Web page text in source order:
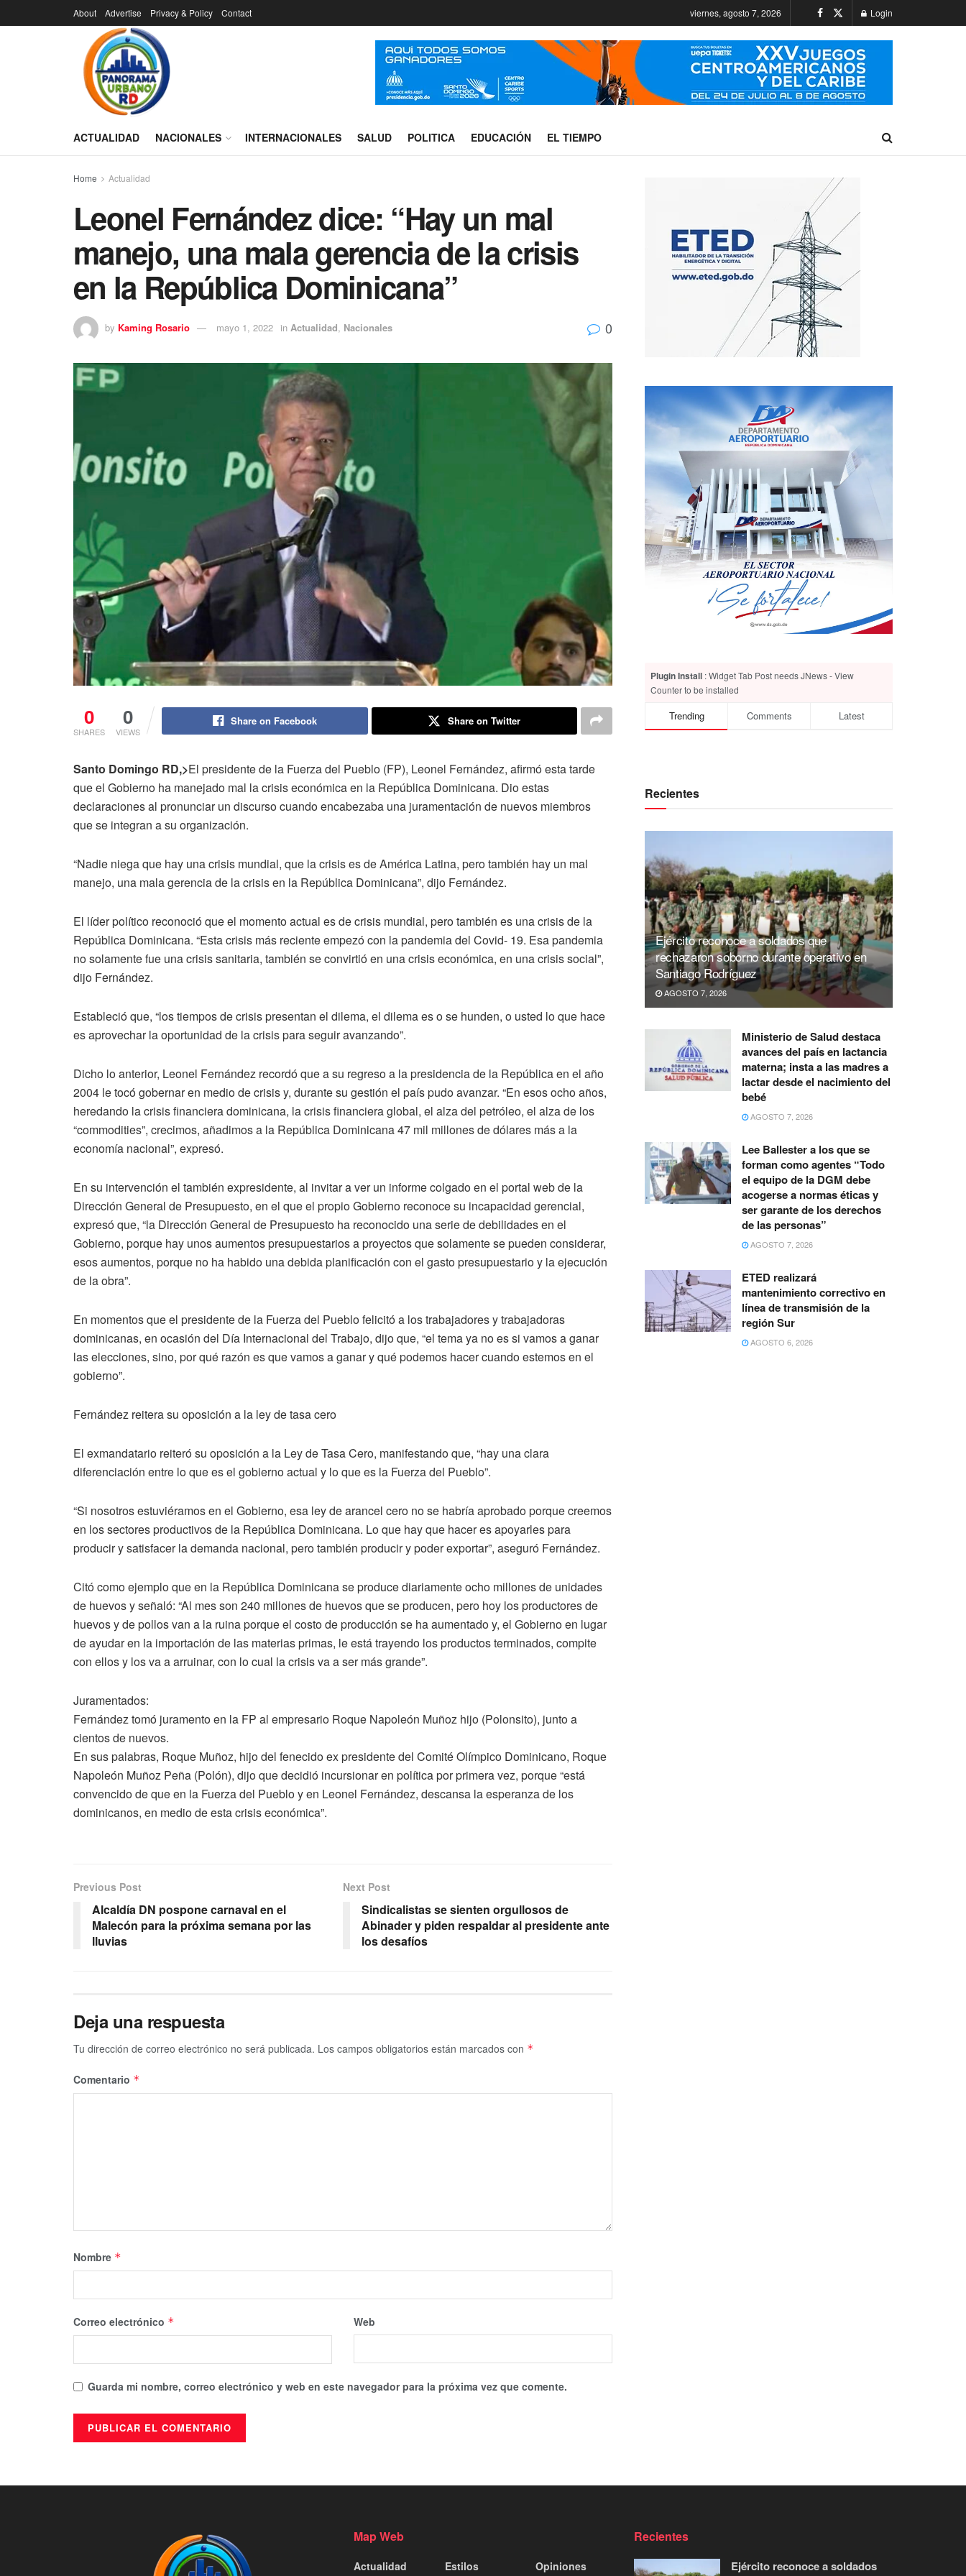
About Advertise Privacy & Policy Contact viernes, agosto 7, 2026 Login
ACTUALIDAD NACIONALES INTERNACIONALES SALUD POLITICA EDUCACIÓN EL TIEMPO
Home Actualidad
Leonel Fernández dice: “Hay un mal
manejo, una mala gerencia de la crisis
en la República Dominicana”
by Kaming Rosario mayo 1, 2022 in Actualidad, Nacionales 0
0
SHARES
0
VIEWS
Share on Facebook Share on Twitter
Santo Domingo RD,>El presidente de la Fuerza del Pueblo (FP), Leonel Fernández, afirmó esta tarde
que el Gobierno ha manejado mal la crisis económica en la República Dominicana. Dio estas
declaraciones al pronunciar un discurso cuando encabezaba una juramentación de nuevos miembros
que se integran a su organización.
“Nadie niega que hay una crisis mundial, que la crisis es de América Latina, pero también hay un mal
manejo, una mala gerencia de la crisis en la República Dominicana”, dijo Fernández.
El líder político reconoció que el momento actual es de crisis mundial, pero también es una crisis de la
República Dominicana. “Esta crisis más reciente empezó con la pandemia del Covid- 19. Esa pandemia
no solamente fue una crisis sanitaria, también se convirtió en una crisis económica, en una crisis social”,
dijo Fernández.
Estableció que, “los tiempos de crisis presentan el dilema, el dilema es o se hunden, o usted lo que hace
es aprovechar la oportunidad de la crisis para seguir avanzando”.
Dicho lo anterior, Leonel Fernández recordó que a su regreso a la presidencia de la República en el año
2004 le tocó gobernar en medio de crisis y, durante su gestión el país pudo avanzar. “En esos ocho años,
heredando la crisis financiera dominicana, la crisis financiera global, el alza del petróleo, el alza de los
“commodities”, crecimos, añadimos a la República Dominicana 47 mil millones de dólares más a la
economía nacional”, expresó.
En su intervención el también expresidente, al invitar a ver un informe colgado en el portal web de la
Dirección General de Presupuesto, en el que el propio Gobierno reconoce su incapacidad gerencial,
expresó que, “la Dirección General de Presupuesto ha reconocido una serie de debilidades en el
Gobierno, porque hay unos aumentos presupuestarios a proyectos que solamente se pueden considerar,
esos aumentos, porque no ha habido una debida planificación con el gasto presupuestario y la ejecución
de la obra”.
En momentos que el presidente de la Fuerza del Pueblo felicitó a los trabajadores y trabajadoras
dominicanas, en ocasión del Día Internacional del Trabajo, dijo que, “el tema ya no es si vamos a ganar
las elecciones, sino, por qué razón es que vamos a ganar y qué podemos hacer cuando estemos en el
gobierno”.
Fernández reitera su oposición a la ley de tasa cero
El exmandatario reiteró su oposición a la Ley de Tasa Cero, manifestando que, “hay una clara
diferenciación entre lo que es el gobierno actual y lo que es la Fuerza del Pueblo”.
“Si nosotros estuviéramos en el Gobierno, esa ley de arancel cero no se habría aprobado porque creemos
en los sectores productivos de la República Dominicana. Lo que hay que hacer es apoyarles para
producir y satisfacer la demanda nacional, pero también producir y poder exportar”, aseguró Fernández.
Citó como ejemplo que en la República Dominicana se produce diariamente ocho millones de unidades
de huevos y señaló: “Al mes son 240 millones de huevos que se producen, pero hoy los productores de
huevos y de pollos van a la ruina porque el costo de producción se ha aumentado y, el Gobierno en lugar
de ayudar en la importación de las materias primas, le está trayendo los productos terminados, compite
con ellos y los va a arruinar, con lo cual la crisis va a ser más grande”.
Juramentados:
Fernández tomó juramento en la FP al empresario Roque Napoleón Muñoz hijo (Polonsito), junto a
cientos de nuevos.
En sus palabras, Roque Muñoz, hijo del fenecido ex presidente del Comité Olímpico Dominicano, Roque
Napoleón Muñoz Peña (Polón), dijo que decidió incursionar en política por primera vez, porque “está
convencido de que en la Fuerza del Pueblo y en Leonel Fernández, descansa la esperanza de los
dominicanos, en medio de esta crisis económica”.
Previous Post
Alcaldía DN pospone carnaval en el
Malecón para la próxima semana por las
lluvias
Next Post
Sindicalistas se sienten orgullosos de
Abinader y piden respaldar al presidente ante
los desafíos
Deja una respuesta
Tu dirección de correo electrónico no será publicada. Los campos obligatorios están marcados con *
Comentario *
Nombre *
Correo electrónico * Web
Guarda mi nombre, correo electrónico y web en este navegador para la próxima vez que comente.
Plugin Install : Widget Tab Post needs JNews - View
Counter to be installed
Trending Comments Latest
Recientes
Ejército reconoce a soldados que
rechazaron soborno durante operativo en
Santiago Rodríguez
AGOSTO 7, 2026
Ministerio de Salud destaca
avances del país en lactancia
materna; insta a las madres a
lactar desde el nacimiento del
bebé
AGOSTO 7, 2026
Lee Ballester a los que se
forman como agentes “Todo
el equipo de la DGM debe
acogerse a normas éticas y
ser garante de los derechos
de las personas”
AGOSTO 7, 2026
ETED realizará
mantenimiento correctivo en
línea de transmisión de la
región Sur
AGOSTO 6, 2026
Map Web
Actualidad Estilos Opiniones
Recientes
Ejército reconoce a soldados